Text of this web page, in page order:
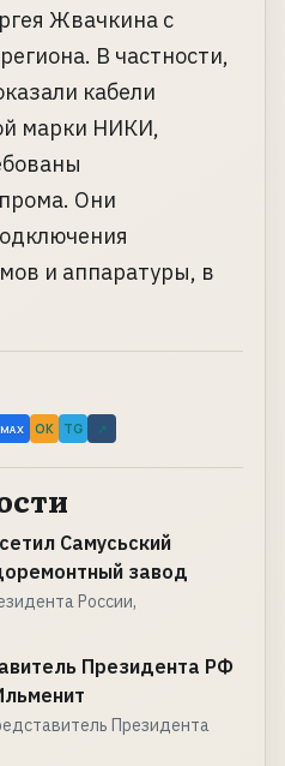
Жвачкина с
В частности,
кабели
марки НИКИ,
Они
и аппаратуры, в
MAX OK TG ↗
Самусьский
завод
России,
Президента РФ
Президента